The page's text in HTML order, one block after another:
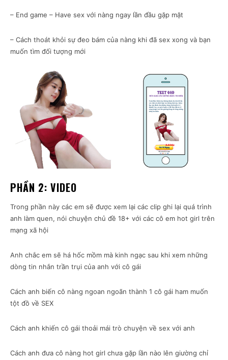
– End game – Have sex với nàng ngay lần đầu gặp mặt
– Cách thoát khỏi sự đeo bám của nàng khi đã sex xong và bạn
muốn tìm đối tượng mới
PHẦN 2: VIDEO
Trong phần này các em sẽ được xem lại các clip ghi lại quá trình
anh làm quen, nói chuyện chủ đề 18+ với các cô em hot girl trên
mạng xã hội
Anh chắc em sẽ há hốc mồm mà kinh ngạc sau khi xem những
dòng tin nhắn trần trụi của anh với cô gái
Cách anh biến cô nàng ngoan ngoãn thành 1 cô gái ham muốn
tột đồ về SEX
Cách anh khiến cô gái thoải mái trò chuyện về sex với anh
Cách anh đưa cô nàng hot girl chưa gặp lần nào lên giường chỉ